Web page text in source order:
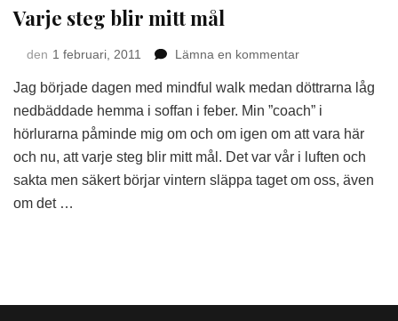
Varje steg blir mitt mål
den 1 februari, 2011 Lämna en kommentarpå
steg
blir
mitt
Jag började dagen med mindful walk medan döttrarna låg
nedbäddade hemma i soffan i feber. Min ”coach” i
hörlurarna påminde mig om och om igen om att vara här
och nu, att varje steg blir mitt mål. Det var vår i luften och
sakta men säkert börjar vintern släppa taget om oss, även
om det …